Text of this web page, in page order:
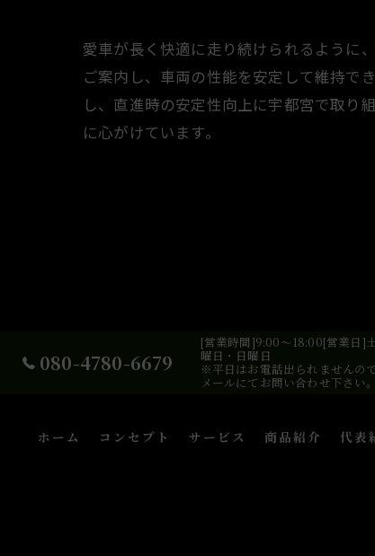
愛車が長く快適に走り続けられるように
ご案内し、車両の性能を安定して維持で
し、直進時の安定性向上に宇都宮で取り
に心がけています。
080-4780-6679
[営業時間]9:00～18:00[営業日]
曜日・日曜日
※平日はお電話出られませんの
メールにてお問い合わせ下さい。
ホーム コンセプト サービス 商品紹介 代表